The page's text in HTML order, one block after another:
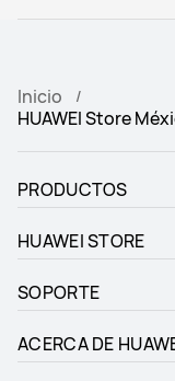
Inicio
HUAWEI Store
PRODUCTOS
HUAWEI STORE
SOPORTE
ACERCA DE